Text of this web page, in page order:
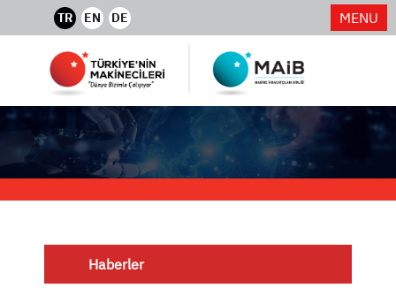
TR EN DE MENU
Haberler